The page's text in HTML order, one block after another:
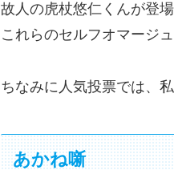
故人の虎杖悠仁くんが登
これらのセルフオマージュ
ちなみに人気投票では、
あかね噺